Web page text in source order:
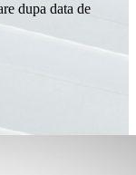
dupa data de